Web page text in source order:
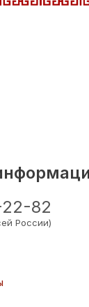
82
России)